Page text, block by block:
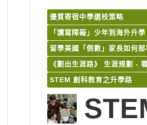
優質寄宿中學選校策略
「讀寫障礙」少年到海外升學
留學美國「倒數」家長如何部
《劃出生涯路》 生涯規劃 -
STEM 創科教育之升學路